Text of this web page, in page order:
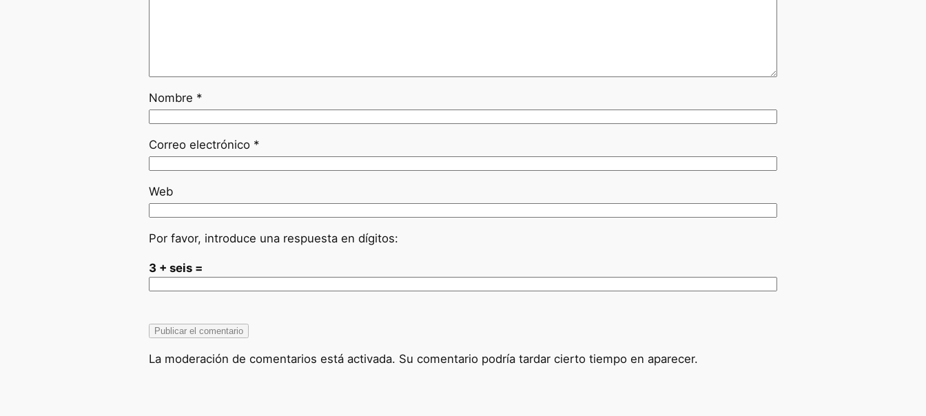
Nombre *
Correo electrónico *
Web
Por favor, introduce una respuesta en dígitos:
3 + seis =
La moderación de comentarios está activada. Su comentario podría tardar cierto tiempo en aparecer.